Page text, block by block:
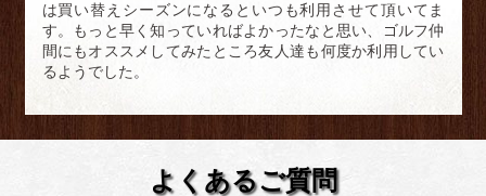
は買い替えシーズンになるといつも利用させて頂いてま
す。もっと早く知っていればよかったなと思い、ゴルフ仲
間にもオススメしてみたところ友人達も何度か利用してい
るようでした。
よくあるご質問